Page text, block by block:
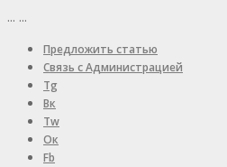
... ...
Предложить статью
Связь с Администрацией
Tg
Вк
Tw
Ок
Fb